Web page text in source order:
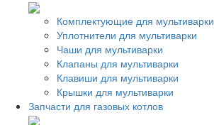
Комплектующие для мультиварки
Уплотнители для мультиварки
Чаши для мультиварки
Клапаны для мультиварки
Клавиши для мультиварки
Крышки для мультиварки
Запчасти для газовых котлов